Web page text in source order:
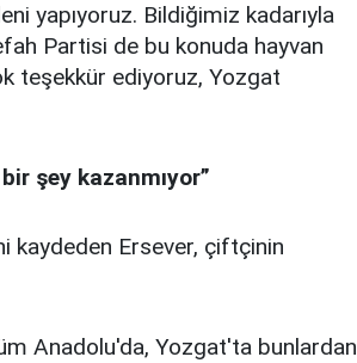
yapıyoruz. Bildiğimiz kadarıyla
Partisi de bu konuda hayvan
teşekkür ediyoruz, Yozgat
şey kazanmıyor”
kaydeden Ersever, çiftçinin
Anadolu'da, Yozgat'ta bunlardan